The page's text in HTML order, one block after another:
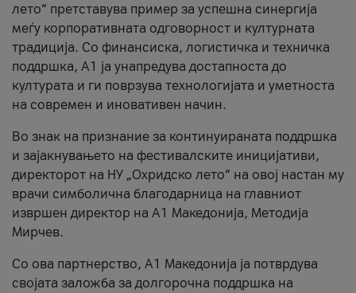
лето“ претставува пример за успешна синергија
меѓу корпоративната одговорност и културната
традиција. Со финансиска, логистичка и техничка
поддршка, A1 ја унапредува достапноста до
културата и ги поврзува технологијата и уметноста
на современ и иновативен начин.
Во знак на признание за континуираната поддршка
и зајакнувањето на фестивалските иницијативи,
директорот на НУ „Охридско лето“ на овој настан му
врачи симболична благодарница на главниот
извршен директор на A1 Македонија, Методија
Мирчев.
Со ова партнерство, A1 Македонија ја потврдува
својата заложба за долгорочна поддршка на